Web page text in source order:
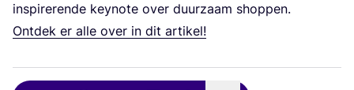
inspi­re­ren­de key­no­te over duur­zaam shoppen.
Ont­dek er alle over in dit artikel!